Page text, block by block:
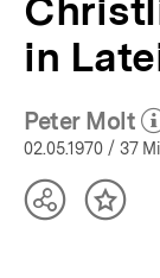
in
Peter Molt
02.05.1970 / 37
TeilenInhalt